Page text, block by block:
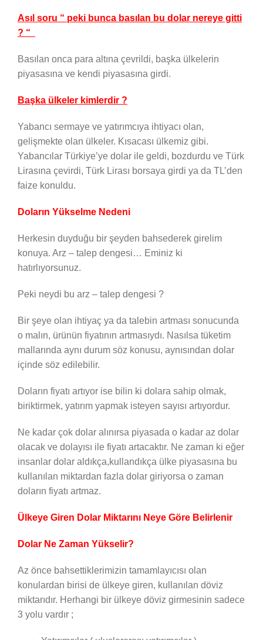
Asıl soru “ peki bunca basılan bu dolar nereye gitti
? “
Basılan onca para altına çevrildi, başka ülkelerin
piyasasına ve kendi piyasasına girdi.
Başka ülkeler kimlerdir ?
Yabancı sermaye ve yatırımcıya ihtiyacı olan,
gelişmekte olan ülkeler. Kısacası ülkemiz gibi.
Yabancılar Türkiye’ye dolar ile geldi, bozdurdu ve Türk
Lirasına çevirdi, Türk Lirası borsaya girdi ya da TL’den
faize konuldu.
Doların Yükselme Nedeni
Herkesin duyduğu bir şeyden bahsederek girelim
konuya. Arz – talep dengesi… Eminiz ki
hatırlıyorsunuz.
Peki neydi bu arz – talep dengesi ?
Bir şeye olan ihtiyaç ya da talebin artması sonucunda
o malın, ürünün fiyatının artmasıydı. Nasılsa tüketim
mallarında aynı durum söz konusu, aynısından dolar
içinde söz edilebilir.
Doların fiyatı artıyor ise bilin ki dolara sahip olmak,
biriktirmek, yatırım yapmak isteyen sayısı artıyordur.
Ne kadar çok dolar alınırsa piyasada o kadar az dolar
olacak ve dolayısı ile fiyatı artacaktır. Ne zaman ki eğer
insanlar dolar aldıkça,kullandıkça ülke piyasasına bu
kullanılan miktardan fazla dolar giriyorsa o zaman
doların fiyatı artmaz.
Ülkeye Giren Dolar Miktarını Neye Göre Belirlenir
Dolar Ne Zaman Yükselir?
Az önce bahsettiklerimizin tamamlayıcısı olan
konulardan birisi de ülkeye giren, kullanılan döviz
miktarıdır. Herhangi bir ülkeye döviz girmesinin sadece
3 yolu vardır ;